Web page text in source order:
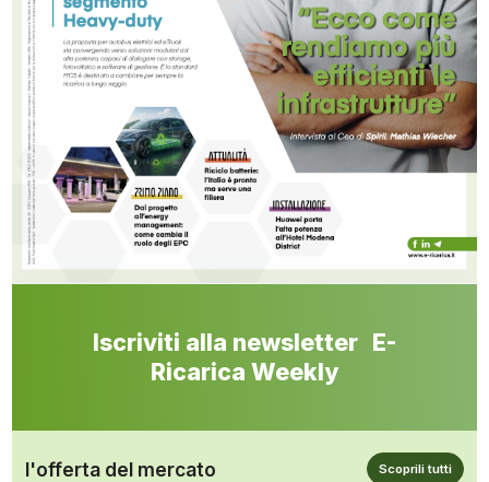
Iscriviti alla newsletter E-
Ricarica Weekly
l'offerta del mercato Scoprili tutti